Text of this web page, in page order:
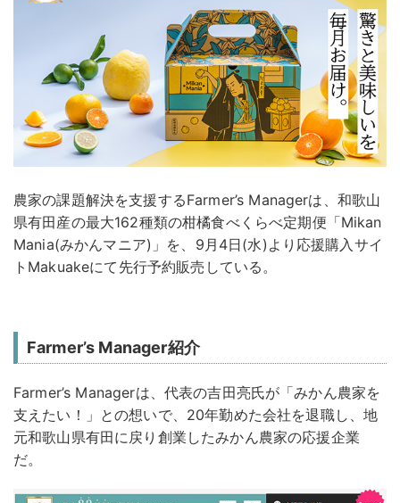
農家の課題解決を支援するFarmer’s Managerは、和歌山
県有田産の最大162種類の柑橘食べくらべ定期便「Mikan
Mania(みかんマニア)」を、9月4日(水)より応援購入サイ
トMakuakeにて先行予約販売している。
Farmer’s Manager紹介
Farmer’s Managerは、代表の吉田亮氏が「みかん農家を
支えたい！」との想いで、20年勤めた会社を退職し、地
元和歌山県有田に戻り創業したみかん農家の応援企業
だ。